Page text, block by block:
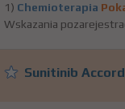
1) Chemioterapia
Wskazania
Sunitinib Accord